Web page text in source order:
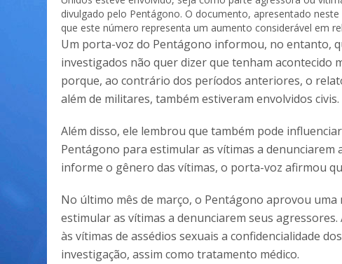
divulgado pelo Pentágono. O documento, apresentado
que este número representa um aumento considerável em
Um porta-voz do Pentágono informou, no entanto,
investigados não quer dizer que tenham acontecido
porque, ao contrário dos períodos anteriores, o
além de militares, também estiveram envolvidos civis.
Além disso, ele lembrou que também pode
Pentágono para estimular as vítimas a
informe o gênero das vítimas, o porta-voz afirmou
No último mês de março, o Pentágono aprovou uma
estimular as vítimas a denunciarem seus
às vítimas de assédios sexuais a confidencialidade
investigação, assim como tratamento médico.